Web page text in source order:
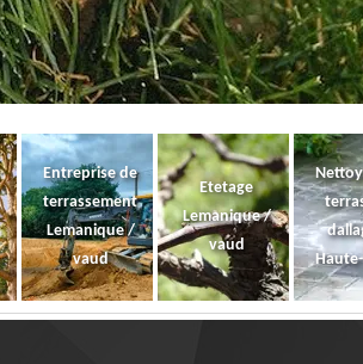
Entreprise de
terrassement
Lemanique /
vaud
Etetage
Lemanique /
vaud